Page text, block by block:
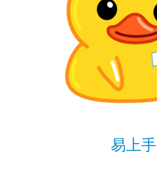
易上手